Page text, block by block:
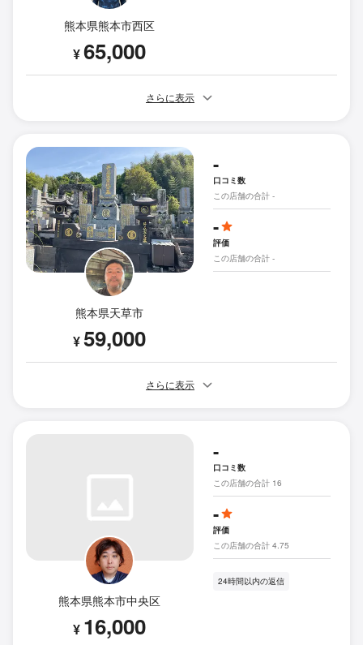
熊本県熊本市西区
¥65,000
さらに表示
熊本県天草市
¥59,000
-
口コミ数
この店舗の合計 -
-
評価
この店舗の合計 -
さらに表示
熊本県熊本市中央区
¥ 16,000
-
口コミ数
この店舗の合計 16
-
評価
この店舗の合計 4.75
24時間以内の返信